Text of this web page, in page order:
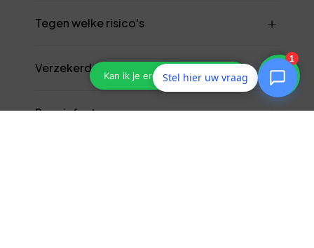
Tegen welke risico's
Verzekerde som
Premiefactoren
Stel hier uw vraag